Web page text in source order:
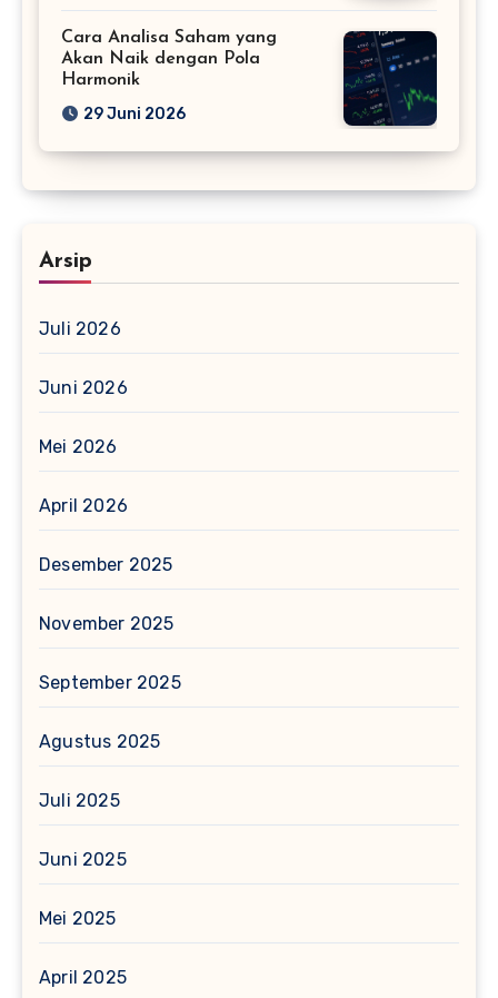
Cara Analisa Saham yang
Akan Naik dengan Pola
Harmonik
29 Juni 2026
Arsip
Juli 2026
Juni 2026
Mei 2026
April 2026
Desember 2025
November 2025
September 2025
Agustus 2025
Juli 2025
Juni 2025
Mei 2025
April 2025